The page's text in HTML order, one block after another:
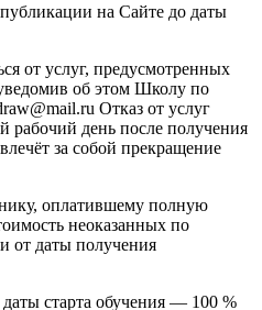
на Сайте до даты
от услуг, предусмотренных
об этом Школу по
Отказ от услуг
рабочий день после получения
за собой прекращение
оплатившему полную
неоказанных по
от даты получения
старта обучения — 100 %